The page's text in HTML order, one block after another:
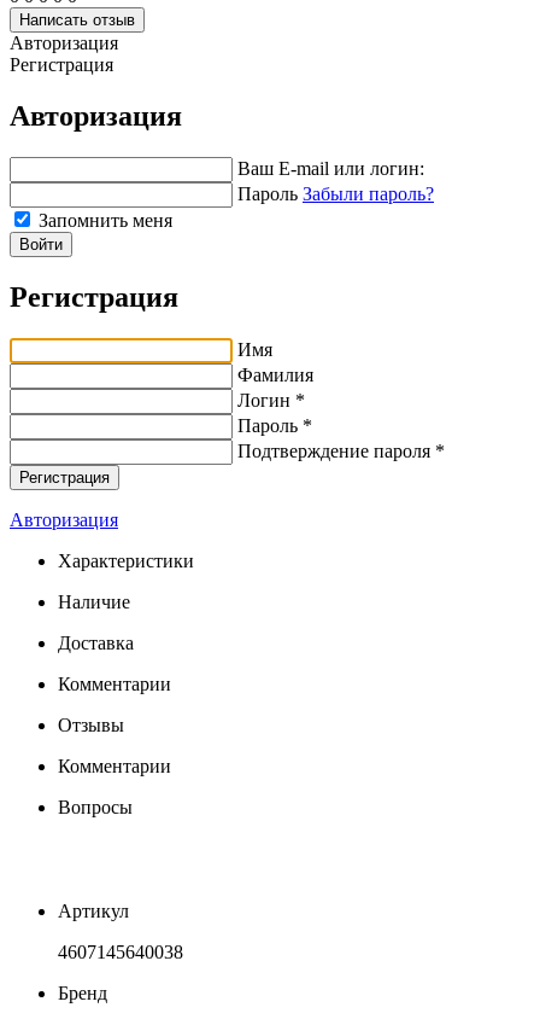
Написать отзыв
Авторизация
Регистрация
Авторизация
Ваш E-mail или логин:
Пароль Забыли пароль?
Запомнить меня
Войти
Регистрация
Имя
Фамилия
Логин *
Пароль *
Подтверждение пароля *
Авторизация
Характеристики
Наличие
Доставка
Комментарии
Отзывы
Комментарии
Вопросы
Артикул
4607145640038
Бренд